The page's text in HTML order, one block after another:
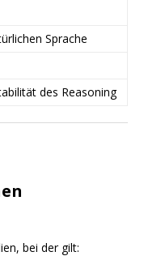
Sprache
des Reasoning
bei der gilt: